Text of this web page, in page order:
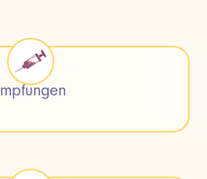
Impfungen